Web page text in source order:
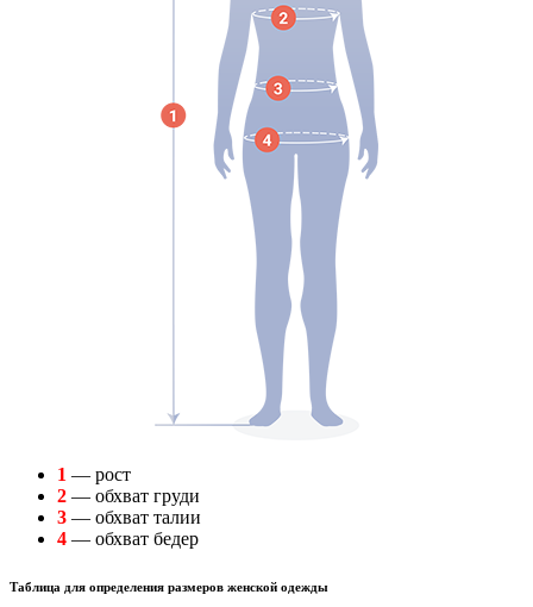
1 — рост
2 — обхват груди
3 — обхват талии
4 — обхват бедер
Таблица для определения размеров женской одежды